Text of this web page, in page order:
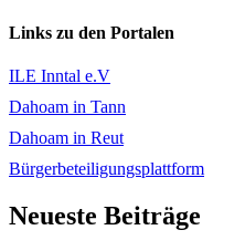
Links zu den Portalen
ILE Inntal e.V
Dahoam in Tann
Dahoam in Reut
Bürgerbeteiligungsplattform
Neueste Beiträge